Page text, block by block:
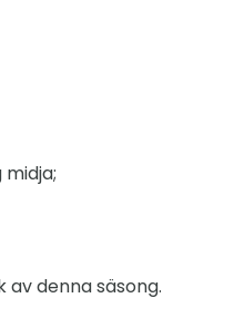
av denna säsong.